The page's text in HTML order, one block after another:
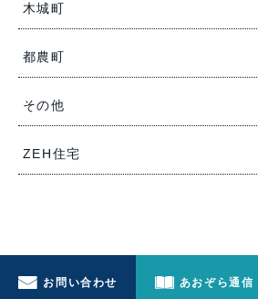
木城町
都農町
その他
ZEH住宅
お問い合わせ あおぞら通信